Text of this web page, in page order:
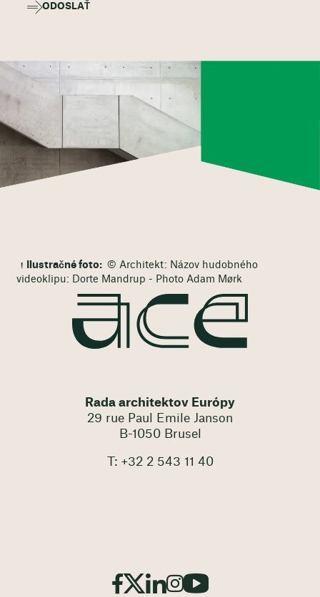
ODOSLAŤ
Ilustračné foto: © Architekt: Názov hudobného
videoklipu: Dorte Mandrup - Photo Adam Mørk
Rada architektov Európy
29 rue Paul Emile Janson
B-1050 Brusel
T: +32 2 543 11 40